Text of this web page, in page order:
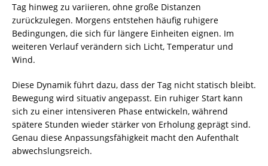
Tag hinweg zu variieren, ohne große Distanzen
zurückzulegen. Morgens entstehen häufig ruhigere
Bedingungen, die sich für längere Einheiten eignen. Im
weiteren Verlauf verändern sich Licht, Temperatur und
Wind.
Diese Dynamik führt dazu, dass der Tag nicht statisch bleibt.
Bewegung wird situativ angepasst. Ein ruhiger Start kann
sich zu einer intensiveren Phase entwickeln, während
spätere Stunden wieder stärker von Erholung geprägt sind.
Genau diese Anpassungsfähigkeit macht den Aufenthalt
abwechslungsreich.